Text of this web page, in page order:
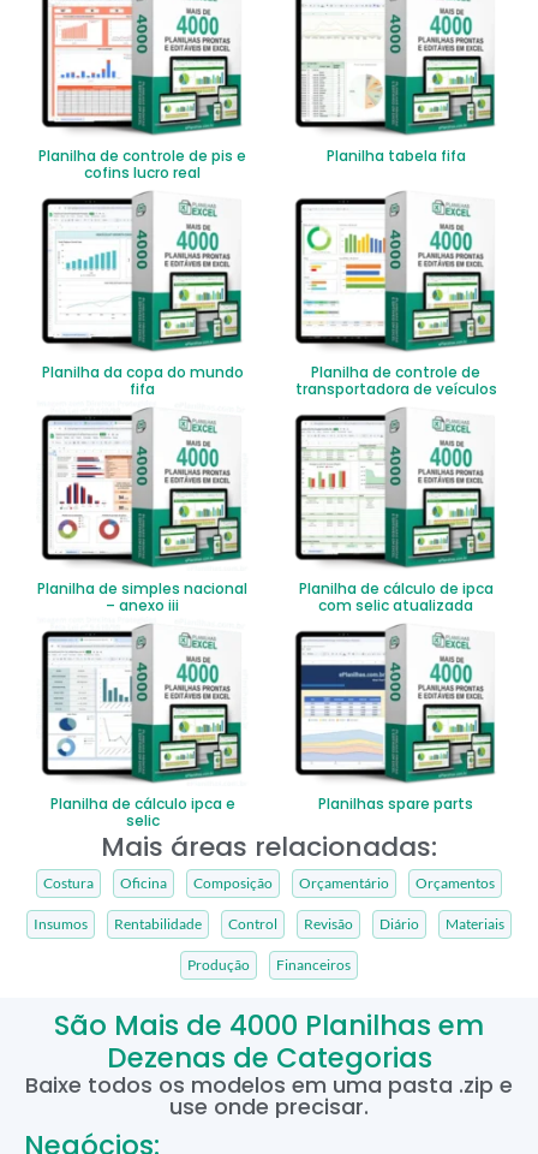
Planilha de controle de pis e
cofins lucro real
Planilha tabela fifa
Planilha da copa do mundo
fifa
Planilha de controle de
transportadora de veículos
Planilha de simples nacional
– anexo iii
Planilha de cálculo de ipca
com selic atualizada
Planilha de cálculo ipca e
selic
Planilhas spare parts
Mais áreas relacionadas:
Costura Oficina Composição Orçamentário Orçamentos
Insumos Rentabilidade Control Revisão Diário Materiais
Produção Financeiros
São Mais de 4000 Planilhas em
Dezenas de Categorias
Baixe todos os modelos em uma pasta .zip e
use onde precisar.
Negócios: